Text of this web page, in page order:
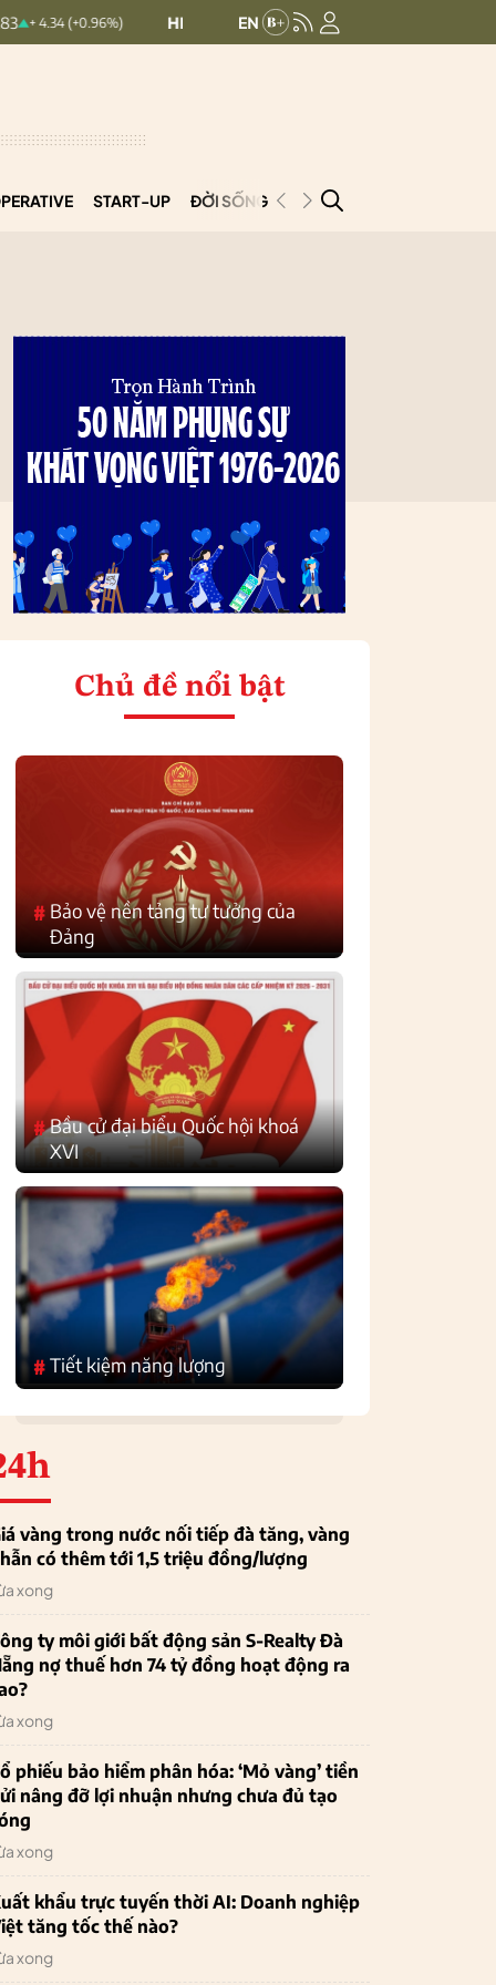
HNXINDEX: 292.94 0.25 (0.09%) UPCOMINDEX:
START-UP ĐỜI SỐNG PODCAST
Chủ đề nổi bật
#Bảo vệ nền tảng tư tưởng của
Đảng
#Bầu cử đại biểu Quốc hội khoá
XVI
#Tiết kiệm năng lượng
vàng trong nước nối tiếp đà tăng, vàng
có thêm tới 1,5 triệu đồng/lượng
xong
ty môi giới bất động sản S-Realty Đà
nợ thuế hơn 74 tỷ đồng hoạt động ra
xong
phiếu bảo hiểm phân hóa: ‘Mỏ vàng’ tiền
nâng đỡ lợi nhuận nhưng chưa đủ tạo
xong
khẩu trực tuyến thời AI: Doanh nghiệp
tăng tốc thế nào?
xong